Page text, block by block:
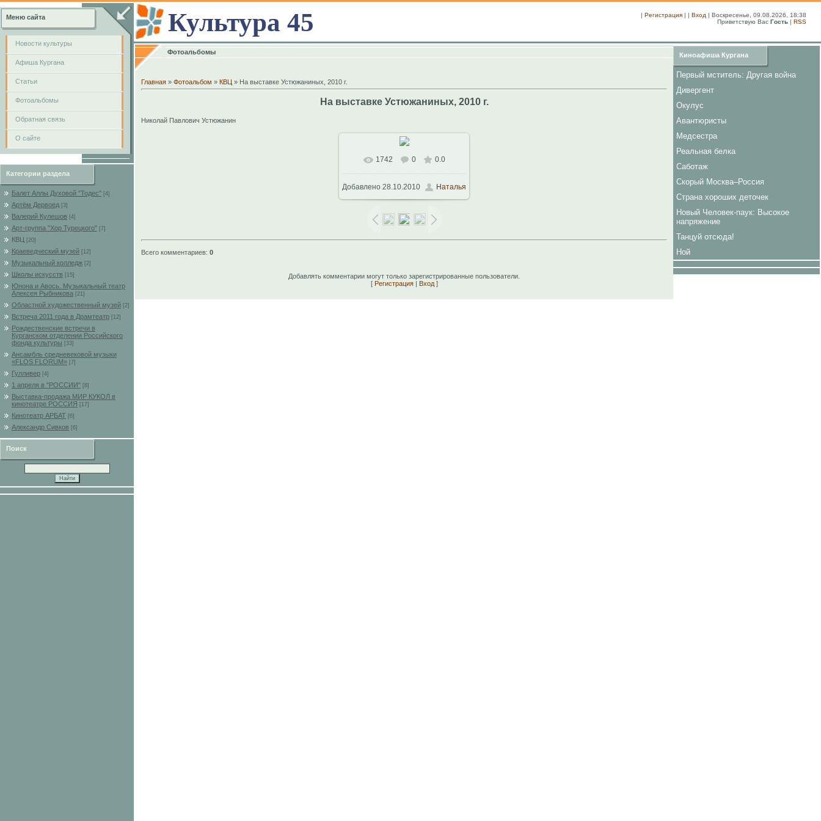
Меню сайта
Новости культуры
Афиша Кургана
Cтатьи
Фотоальбомы
Обратная связь
О сайте
Категории раздела
Балет Аллы Духовой "Тодес" [4]
Артём Дервоед [3]
Валерий Кулешов [4]
Арт-группа "Хор Турецкого" [7]
КВЦ [20]
Краеведческий музей [12]
Музыкальный колледж [2]
Школы искусств [15]
Юнона и Авось. Музыкальный театр
Алексея Рыбникова
[21]
Областной художественный музей [2]
Встреча 2011 года в Драмтеатр [12]
Рождественские встречи в
Курганском отделении Российского
фонда культуры
[33]
Ансамбль средневековой музыки
«FLOS FLORUM» [7]
Гулливер [4]
1 апреля в "РОССИИ" [8]
Выставка-продажа МИР КУКОЛ в
кинотеатре РОССИЯ
[17]
Кинотеатр АРБАТ [6]
Александр Сивков [6]
Поиск
Культура 45 | Регистрация | | Вход | Воскресенье, 09.08.2026, 18:38
Приветствую Вас Гость | RSS
Фотоальбомы
Главная » Фотоальбом » КВЦ » На выставке Устюжаниных, 2010 г.
На выставке Устюжаниных, 2010 г.
Николай Павлович Устюжанин
В реальном размере
1024x683/ 237.8Kb
1742 0 0.0
Добавлено 28.10.2010 Наталья
Всего комментариев: 0
Добавлять комментарии могут только зарегистрированные пользователи.
[ Регистрация| Вход]
Киноафиша Кургана
Первый мститель: Другая война
Дивергент
Окулус
Авантюристы
Медсестра
Реальная белка
Саботаж
Скорый Москва–Россия
Страна хороших деточек
Новый Человек-паук: Высокое
напряжение
Танцуй отсюда!
Ной